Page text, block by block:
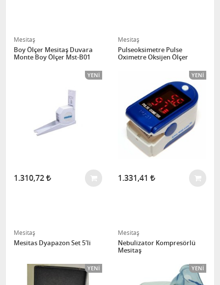
Mesitaş
Boy Ölçer Mesitaş Duvara
Monte Boy Ölçer Mst-B01
YENI
1.310,72
Mesitaş
Pulseoksimetre Pulse
Oximetre Oksijen Ölçer
YENI
1.331,41
Mesitaş
Mesitas Dyapazon Set 5'li
YENI
Mesitaş
Nebulizator Kompresörlü
Mesitaş
YENI